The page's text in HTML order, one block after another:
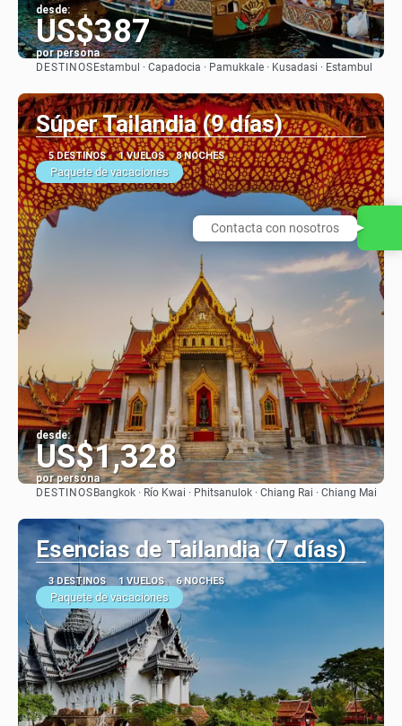
desde:
US$387
por persona
DESTINOS Estambul · Capadocia · Pamukkale · Kusadasi · Estambul
Súper Tailandia (9 días)
5 DESTINOS 1 VUELOS 8 NOCHES
Paquete de vacaciones
desde:
US$1,328
por persona
DESTINOS Bangkok · Río Kwai · Phitsanulok · Chiang Rai · Chiang Mai
Esencias de Tailandia (7 días)
3 DESTINOS 1 VUELOS 6 NOCHES
Paquete de vacaciones
Contacta con nosotros